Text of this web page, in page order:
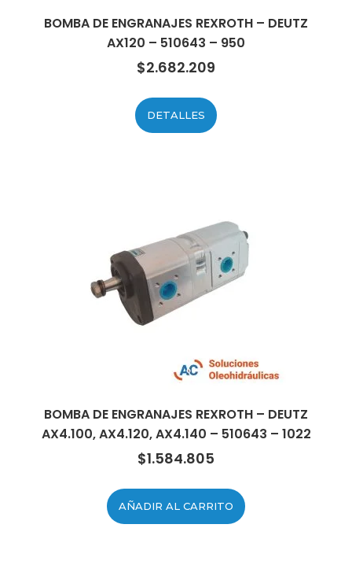
BOMBA DE ENGRANAJES REXROTH – DEUTZ
AX120 – 510643 – 950
$2.682.209
DETALLES
BOMBA DE ENGRANAJES REXROTH – DEUTZ
AX4.100, AX4.120, AX4.140 – 510643 – 1022
$1.584.805
AÑADIR AL CARRITO